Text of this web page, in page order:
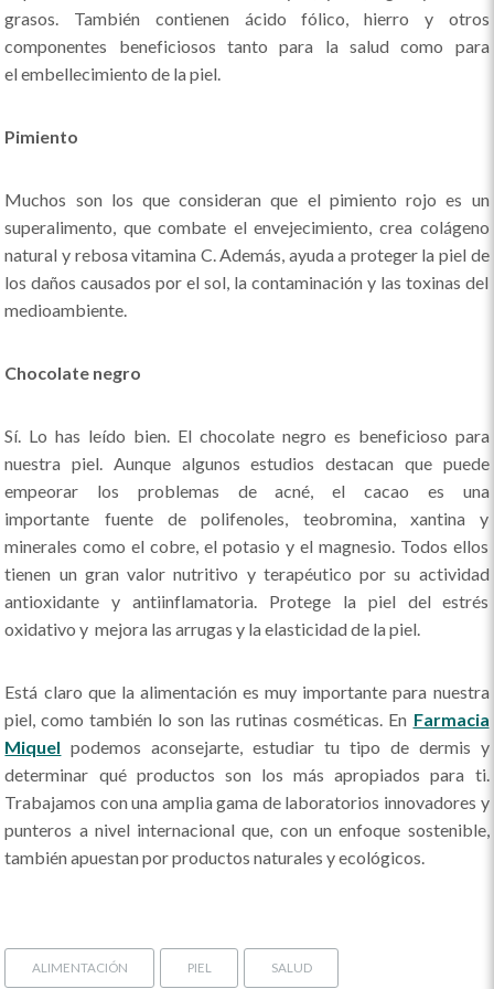
grasos. También contienen ácido fólico, hierro y otros
componentes beneficiosos tanto para la salud como para
el embellecimiento de la piel.
Pimiento
Muchos son los que consideran que el pimiento rojo es un
superalimento, que combate el envejecimiento, crea colágeno
natural y rebosa vitamina C. Además, ayuda a proteger la piel de
los daños causados por el sol, la contaminación y las toxinas del
medioambiente.
Chocolate negro
Sí. Lo has leído bien. El chocolate negro es beneficioso para
nuestra piel. Aunque algunos estudios destacan que puede
empeorar los problemas de acné, el cacao es una
importante fuente de polifenoles, teobromina, xantina y
minerales como el cobre, el potasio y el magnesio. Todos ellos
tienen un gran valor nutritivo y terapéutico por su actividad
antioxidante y antiinflamatoria. Protege la piel del estrés
oxidativo y mejora las arrugas y la elasticidad de la piel.
Está claro que la alimentación es muy importante para nuestra
piel, como también lo son las rutinas cosméticas. En Farmacia
Miquel podemos aconsejarte, estudiar tu tipo de dermis y
determinar qué productos son los más apropiados para ti.
Trabajamos con una amplia gama de laboratorios innovadores y
punteros a nivel internacional que, con un enfoque sostenible,
también apuestan por productos naturales y ecológicos.
ALIMENTACIÓN PIEL SALUD